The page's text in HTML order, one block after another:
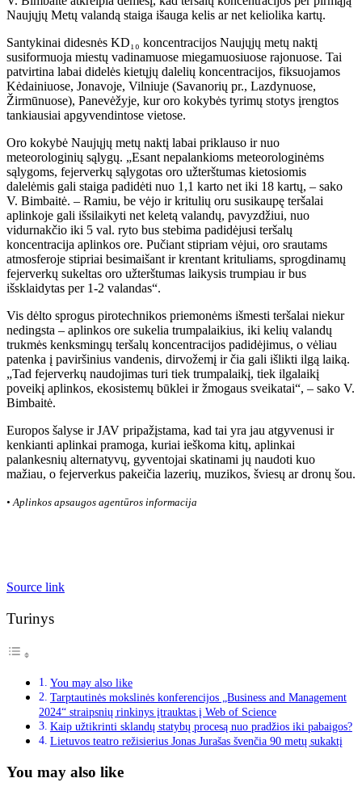
Naujųjų Metų valandą staiga išauga kelis ar net keliolika kartų.
Santykinai didesnės KD₁₀ koncentracijos Naujųjų metų naktį
susiformuoja miestų vadinamuose miegamuosiuose rajonuose. Tai
patvirtina labai didelės kietųjų dalelių koncentracijos, fiksuojamos
Kėdainiuose, Jonavoje, Vilniuje (Savanorių pr., Lazdynuose,
Žirmūnuose), Panevėžyje, kur oro kokybės tyrimų stotys įrengtos
tankiausiai apgyvendintose vietose.
Oro kokybė Naujųjų metų naktį labai priklauso ir nuo
meteorologinių sąlygų. „Esant nepalankioms meteorologinėms
sąlygoms, fejerverkų sąlygotas oro užterštumas kietosiomis
dalelėmis gali staiga padidėti nuo 1,1 karto net iki 18 kartų, – sako
V. Bimbaitė. – Ramiu, be vėjo ir kritulių oru susikaupę teršalai
aplinkoje gali išsilaikyti net keletą valandų, pavyzdžiui, nuo
vidurnakčio iki 5 val. ryto bus stebima padidėjusi teršalų
koncentracija aplinkos ore. Pučiant stipriam vėjui, oro srautams
atmosferoje stipriai besimaišant ir krentant krituliams, sprogdinamų
fejerverkų sukeltas oro užterštumas laikysis trumpiau ir bus
išsklaidytas per 1-2 valandas“.
Vis dėlto sprogus pirotechnikos priemonėms išmesti teršalai niekur
nedingsta – aplinkos ore sukelia trumpalaikius, iki kelių valandų
trukmės kenksmingų teršalų koncentracijos padidėjimus, o vėliau
patenka į paviršinius vandenis, dirvožemį ir čia gali išlikti ilgą laiką.
„Tad fejerverkų naudojimas turi tiek trumpalaikį, tiek ilgalaikį
poveikį aplinkos, ekosistemų būklei ir žmogaus sveikatai“, – sako V.
Bimbaitė.
Europos šalyse ir JAV pripažįstama, kad tai yra jau atgyvenusi ir
kenkianti aplinkai pramoga, kuriai ieškoma kitų, aplinkai
palankesnių alternatyvų, gyventojai skatinami jų naudoti kuo
mažiau, o fejerverkus pakeičia lazerių, muzikos, šviesų ar dronų šou.
• Aplinkos apsaugos agentūros informacija
Source link
Turinys
You may also like
Tarptautinės mokslinės konferencijos „Business and Management
2024“ straipsnių rinkinys įtrauktas į Web of Science
Kaip užtikrinti sklandų statybų procesą nuo pradžios iki pabaigos?
Lietuvos teatro režisierius Jonas Jurašas švenčia 90 metų sukaktį
You may also like